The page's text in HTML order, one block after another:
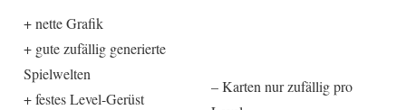
+ nette Grafik
+ gute zufällig generierte
Spielwelten
+ festes Level-Gerüst
– Karten nur zufällig pro